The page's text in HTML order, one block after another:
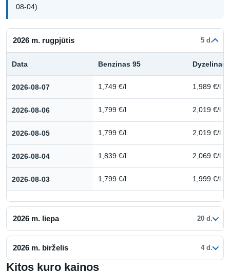
08-04).
2026 m. rugpjūtis 5 d.
Data Benzinas 95 Dyzelinas
2026-08-07 1,749 €/l 1,989 €/l
2026-08-06 1,799 €/l 2,019 €/l
2026-08-05 1,799 €/l 2,019 €/l
2026-08-04 1,839 €/l 2,069 €/l
2026-08-03 1,799 €/l 1,999 €/l
2026 m. liepa 20 d.
2026 m. birželis 4 d.
Kitos kuro kainos